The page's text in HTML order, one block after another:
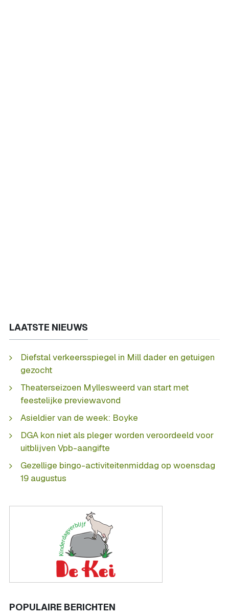
LAATSTE NIEUWS
Diefstal verkeersspiegel in Mill dader en getuigen
gezocht
Theaterseizoen Myllesweerd van start met
feestelijke previewavond
Asieldier van de week: Boyke
DGA kon niet als pleger worden veroordeeld voor
uitblijven Vpb-aangifte
Gezellige bingo-activiteitenmiddag op woensdag
19 augustus
POPULAIRE BERICHTEN